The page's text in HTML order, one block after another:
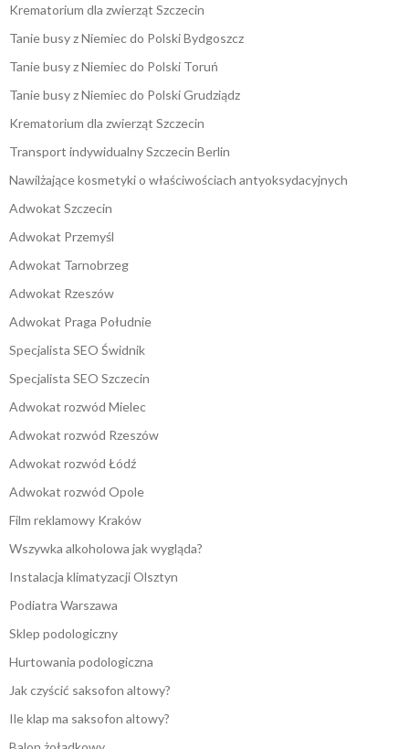
Krematorium dla zwierząt Szczecin
Tanie busy z Niemiec do Polski Bydgoszcz
Tanie busy z Niemiec do Polski Toruń
Tanie busy z Niemiec do Polski Grudziądz
Krematorium dla zwierząt Szczecin
Transport indywidualny Szczecin Berlin
Nawilżające kosmetyki o właściwościach antyoksydacyjnych
Adwokat Szczecin
Adwokat Przemyśl
Adwokat Tarnobrzeg
Adwokat Rzeszów
Adwokat Praga Południe
Specjalista SEO Świdnik
Specjalista SEO Szczecin
Adwokat rozwód Mielec
Adwokat rozwód Rzeszów
Adwokat rozwód Łódź
Adwokat rozwód Opole
Film reklamowy Kraków
Wszywka alkoholowa jak wygląda?
Instalacja klimatyzacji Olsztyn
Podiatra Warszawa
Sklep podologiczny
Hurtowania podologiczna
Jak czyścić saksofon altowy?
Ile klap ma saksofon altowy?